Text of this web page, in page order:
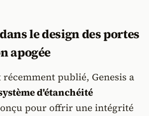
le design des portes
apogée
récemment publié, Genesis a
d'étanchéité
pour offrir une intégrité